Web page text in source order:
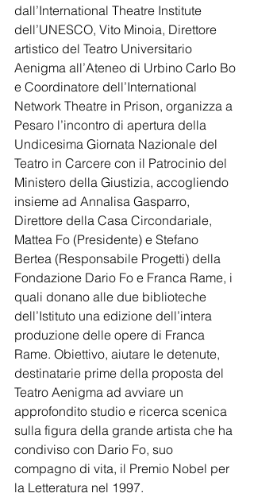
dall’International Theatre Institute
dell’UNESCO, Vito Minoia, Direttore
artistico del Teatro Universitario
Aenigma all’Ateneo di Urbino Carlo Bo
e Coordinatore dell’International
Network Theatre in Prison, organizza a
Pesaro l’incontro di apertura della
Undicesima Giornata Nazionale del
Teatro in Carcere con il Patrocinio del
Ministero della Giustizia, accogliendo
insieme ad Annalisa Gasparro,
Direttore della Casa Circondariale,
Mattea Fo (Presidente) e Stefano
Bertea (Responsabile Progetti) della
Fondazione Dario Fo e Franca Rame, i
quali donano alle due biblioteche
dell’Istituto una edizione dell’intera
produzione delle opere di Franca
Rame. Obiettivo, aiutare le detenute,
destinatarie prime della proposta del
Teatro Aenigma ad avviare un
approfondito studio e ricerca scenica
sulla figura della grande artista che ha
condiviso con Dario Fo, suo
compagno di vita, il Premio Nobel per
la Letteratura nel 1997.